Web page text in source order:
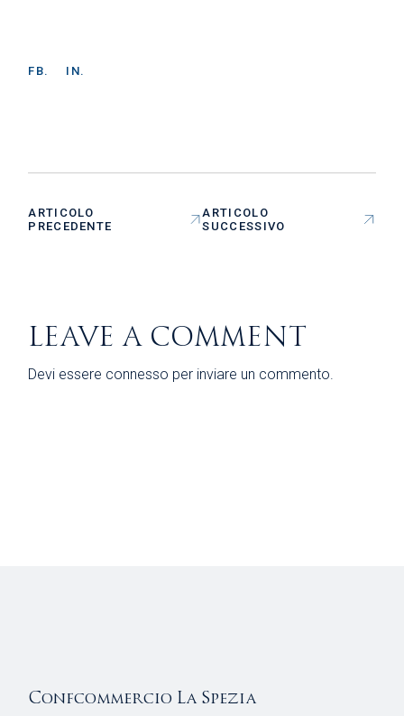
FB. IN.
ARTICOLO
PRECEDENTE
ARTICOLO
SUCCESSIVO
LEAVE A COMMENT
Devi essere connesso per inviare un commento.
Confcommercio La Spezia